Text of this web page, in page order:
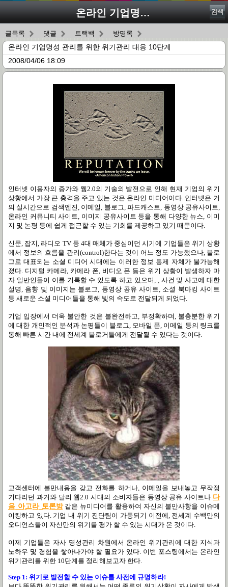
온라인 기업명성 관리를 위한 위기관리 대응 10단계 검색
글목록 댓글 트랙백 방명록
온라인 기업명성 관리를 위한 위기관리 대응 10단계
2008/04/06 18:09
인터넷 이용자의 증가와 웹2.0의 기술의 발전으로 인해 현재 기업의 위기
상황에서 가장 큰 충격을 주고 있는 것은 온라인 미디어이다. 인터넷은 거
의 실시간으로 검색엔진, 이메일, 블로그, 파드캐스트, 동영상 공유사이트,
온라인 커뮤니티 사이트, 이미지 공유사이트 등을 통해 다양한 뉴스, 이미
지 및 논평 등에 쉽게 접근할 수 있는 기회를 제공하고 있기 때문이다.
신문, 잡지, 라디오 TV 등 4대 매체가 중심이던 시기에 기업들은 위기 상황
에서 정보의 흐름을 관리(control)한다는 것이 어느 정도 가능했으나, 블로
그로 대표되는 소셜 미디어 시대에는 이러한 정보 통제 자체가 불가능해
졌다. 디지털 카메라, 카메라 폰, 비디오 폰 등은 위기 상황이 발생하자 마
자 일반인들이 이를 기록할 수 있도록 하고 있으며, , 사건 및 사고에 대한
설명, 음향 및 이미지는 블로그, 동영상 공유 사이트, 소셜 북마킹 사이트
등 새로운 소셜 미디어들을 통해 빛의 속도로 전달되게 되었다.
기업 입장에서 더욱 불안한 것은 불완전하고, 부정확하며, 불충분한 위기
에 대한 개인적인 분석과 논평들이 블로그, 모바일 폰, 이메일 등의 링크를
통해 빠른 시간 내에 전세계 블로거들에게 전달될 수 있다는 것이다.
고객센터에 불만내용을 갖고 전화를 하거나, 이메일을 보내놓고 무작정
기다리던 과거와 달리 웹2.0 시대의 소비자들은 동영상 공유 사이트나 다
음 아고라 토론방같은 뉴미디어를 활용하여 자신의 불만사항을 이슈메
이킹하고 있다. 기업 내 위기 진단팀이 가동되기 이전에, 전세계 수백만의
오디언스들이 자신만의 위기를 평가 할 수 있는 시대가 온 것이다.
이제 기업들은 자사 명성관리 차원에서 온라인 위기관리에 대한 지식과
노하우 및 경험을 쌓아나가야 할 필요가 있다. 이번 포스팅에서는 온라인
위기관리를 위한 10단계를 정리해보고자 한다.
Step 1: 위기로 발전할 수 있는 이슈를 사전에 규명하라!